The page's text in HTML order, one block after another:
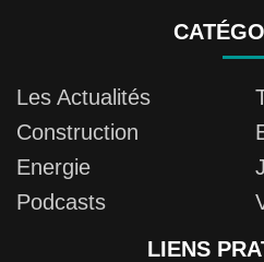
Les Actualités
Construction
Energie
Podcasts
LIENS